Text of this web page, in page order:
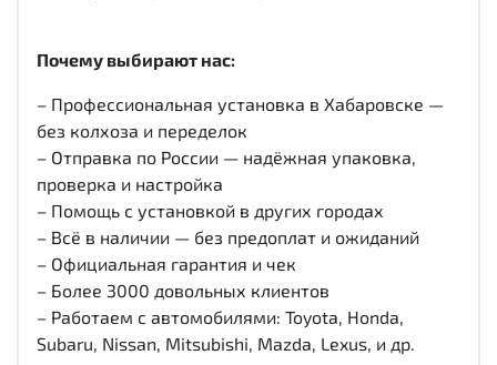
Почему выбирают нас:
– Профессиональная установка в Хабаровске —
без колхоза и переделок
– Отправка по России — надёжная упаковка,
проверка и настройка
– Помощь с установкой в других городах
– Всё в наличии — без предоплат и ожиданий
– Официальная гарантия и чек
– Более 3000 довольных клиентов
– Работаем с автомобилями: Toyota, Honda,
Subaru, Nissan, Mitsubishi, Mazda, Lexus, и др.